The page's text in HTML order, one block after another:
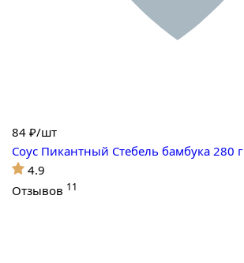
84 ₽/шт
Соус Пикантный Стебель бамбука 280 г
4.9
Отзывов 11